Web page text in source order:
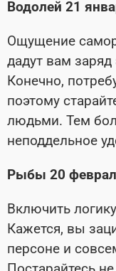
Водолей 21
Ощущение
дадут вам
Конечно,
поэтому
людьми. Тем
неподдельное
Рыбы 20
Включить
Кажется, вы
персоне и